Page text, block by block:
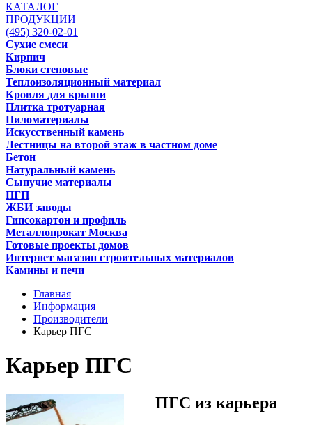
КАТАЛОГ
ПРОДУКЦИИ
(495) 320-02-01
Сухие смеси
Кирпич
Блоки стеновые
Теплоизоляционный материал
Кровля для крыши
Плитка тротуарная
Пиломатериалы
Искусственный камень
Лестницы на второй этаж в частном доме
Бетон
Натуральный камень
Сыпучие материалы
ПГП
ЖБИ заводы
Гипсокартон и профиль
Металлопрокат Москва
Готовые проекты домов
Интернет магазин строительных материалов
Камины и печи
Главная
Информация
Производители
Карьер ПГС
Карьер ПГС
ПГС из карьера